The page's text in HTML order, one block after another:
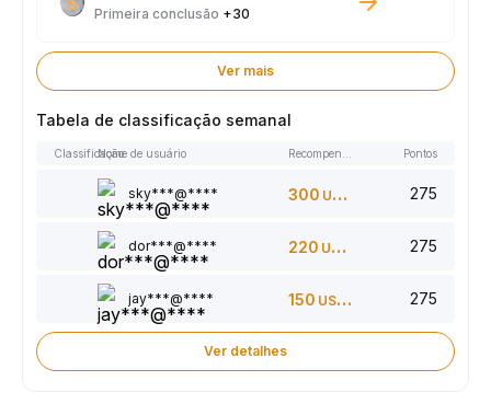
Primeira conclusão +30
Ver mais
Tabela de classificação semanal
ClassificaçãoNome de usuário Pontos
sky***@**** 300 USDT 275
dor***@**** 220 USDT 275
jay***@**** 150 USDT 275
Ver detalhes